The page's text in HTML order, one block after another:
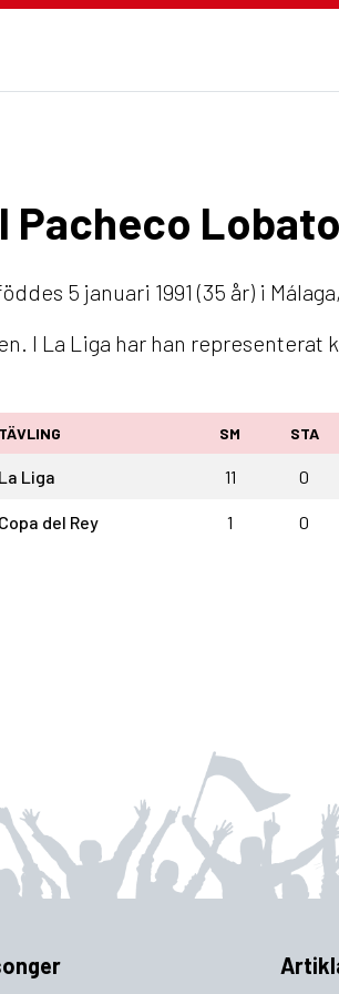
Pacheco Lobato
5 januari 1991 (35 år) i
I La Liga har han representerat
TÄVLING SM STA
La Liga 11 0
Copa del Rey 1 0